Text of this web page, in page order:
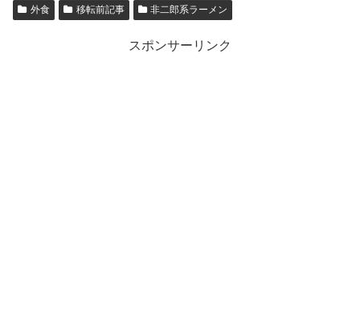
外食 移転前記事 非二郎系ラーメン
スポンサーリンク